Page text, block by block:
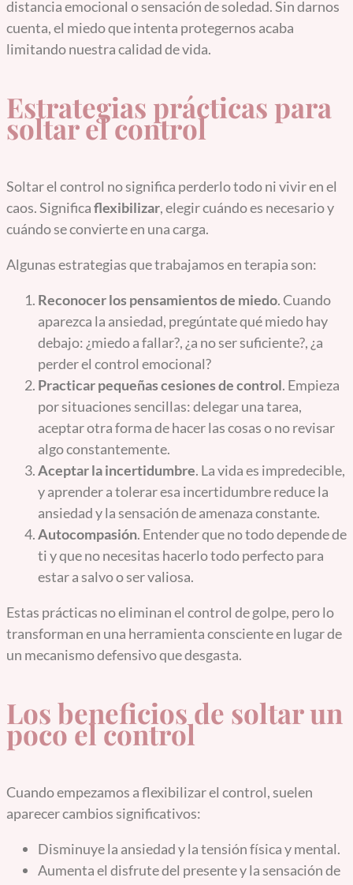
distancia emocional o sensación de soledad. Sin darnos
cuenta, el miedo que intenta protegernos acaba
limitando nuestra calidad de vida.
Estrategias prácticas para
soltar el control
Soltar el control no significa perderlo todo ni vivir en el
caos. Significaflexibilizar, elegir cuándo es necesario y
cuándo se convierte en una carga.
Algunas estrategias que trabajamos en terapia son:
Reconocer los pensamientos de miedo. Cuando
aparezca la ansiedad, pregúntate qué miedo hay
debajo: ¿miedo a fallar?, ¿a no ser suficiente?, ¿a
perder el control emocional?
Practicar pequeñas cesiones de control. Empieza
por situaciones sencillas: delegar una tarea,
aceptar otra forma de hacer las cosas o no revisar
algo constantemente.
Aceptar la incertidumbre. La vida es impredecible,
y aprender a tolerar esa incertidumbre reduce la
ansiedad y la sensación de amenaza constante.
Autocompasión. Entender que no todo depende de
ti y que no necesitas hacerlo todo perfecto para
estar a salvo o ser valiosa.
Estas prácticas no eliminan el control de golpe, pero lo
transforman en una herramienta consciente en lugar de
un mecanismo defensivo que desgasta.
Los beneficios de soltar un
poco el control
Cuando empezamos a flexibilizar el control, suelen
aparecer cambios significativos:
Disminuye la ansiedad y la tensión física y mental.
Aumenta el disfrute del presente y la sensación de